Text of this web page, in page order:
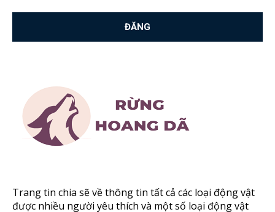
Trang tin chia sẽ về thông tin tất cả các loại động vật
được nhiều người yêu thích và một số loại động vật